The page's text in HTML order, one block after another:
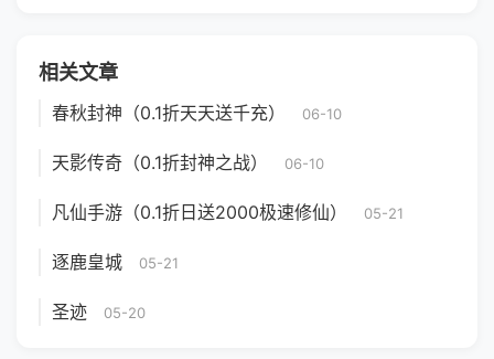
相关文章
春秋封神（0.1折天天送千充） 06-10
天影传奇（0.1折封神之战） 06-10
凡仙手游（0.1折日送2000极速修仙） 05-21
逐鹿皇城 05-21
圣迹 05-20